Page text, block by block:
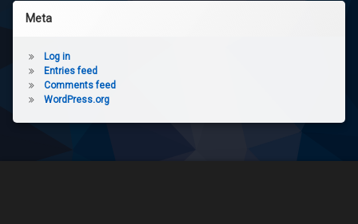
Meta
Log in
Entries feed
Comments feed
WordPress.org